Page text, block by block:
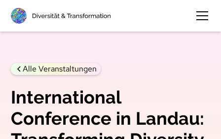
Alle Veranstaltungen
International
Conference in Landau: